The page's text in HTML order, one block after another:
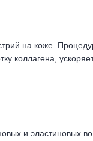
на коже.
коллагена,
и эластиновых